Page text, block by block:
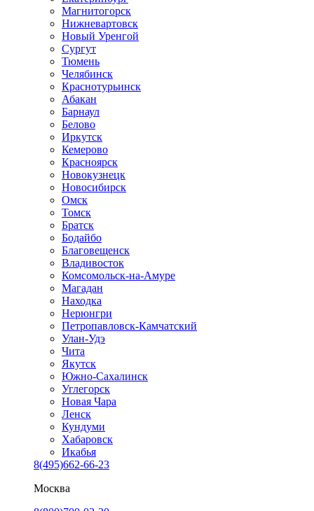
Магнитогорск
Нижневартовск
Новый Уренгой
Сургут
Тюмень
Челябинск
Краснотурьинск
Абакан
Барнаул
Белово
Иркутск
Кемерово
Красноярск
Новокузнецк
Новосибирск
Омск
Томск
Братск
Бодайбо
Благовещенск
Владивосток
Комсомольск-на-Амуре
Магадан
Находка
Нерюнгри
Петропавловск-Камчатский
Улан-Удэ
Чита
Якутск
Южно-Сахалинск
Углегорск
Новая Чара
Ленск
Кундуми
Хабаровск
Икабья
8(495)662-66-23
Москва